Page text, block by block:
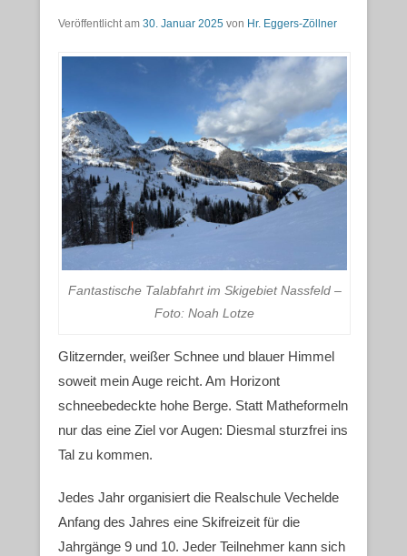
Veröffentlicht am 30. Januar 2025 von Hr. Eggers-Zöllner
Fantastische Talabfahrt im Skigebiet Nassfeld –
Foto: Noah Lotze
Glitzernder, weißer Schnee und blauer Himmel
soweit mein Auge reicht. Am Horizont
schneebedeckte hohe Berge. Statt Matheformeln
nur das eine Ziel vor Augen: Diesmal sturzfrei ins
Tal zu kommen.
Jedes Jahr organisiert die Realschule Vechelde
Anfang des Jahres eine Skifreizeit für die
Jahrgänge 9 und 10. Jeder Teilnehmer kann sich